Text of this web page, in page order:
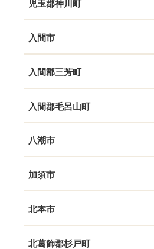
児玉郡神川町
入間市
入間郡三芳町
入間郡毛呂山町
八潮市
加須市
北本市
北葛飾郡杉戸町